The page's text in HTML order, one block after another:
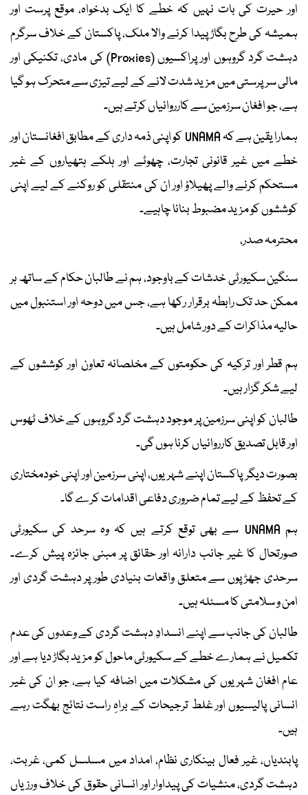
اور حیرت کی بات نہیں کہ خطے کا ایک بدخواہ، موقع پرست اور
ہمیشہ کی طرح بگاڑ پیدا کرنے والا ملک، پاکستان کے خلاف سرگرم
دہشت گرد گروہوں اور پراکسیوں (Proxies) کی مادی، تکنیکی اور
مالی سرپرستی میں مزید شدت لانے کے لیے تیزی سے متحرک ہو گیا
ہے، جو افغان سرزمین سے کارروائیاں کرتے ہیں۔
ہمارا یقین ہے کہ UNAMA کو اپنی ذمہ داری کے مطابق افغانستان اور
خطے میں غیر قانونی تجارت، چھوٹے اور ہلکے ہتھیاروں کے غیر
مستحکم کرنے والے پھیلاؤ اور ان کی منتقلی کو روکنے کے لیے اپنی
کوششوں کو مزید مضبوط بنانا چاہیے۔
محترمہ صدر،
سنگین سکیورٹی خدشات کے باوجود، ہم نے طالبان حکام کے ساتھ ہر
ممکن حد تک رابطہ برقرار رکھا ہے، جس میں دوحہ اور استنبول میں
حالیہ مذاکرات کے دور شامل ہیں۔
ہم قطر اور ترکیہ کی حکومتوں کے مخلصانہ تعاون اور کوششوں کے
لیے شکر گزار ہیں۔
طالبان کو اپنی سرزمین پر موجود دہشت گرد گروہوں کے خلاف ٹھوس
اور قابل تصدیق کارروائیاں کرنا ہوں گی۔
بصورت دیگر پاکستان اپنے شہریوں، اپنی سرزمین اور اپنی خودمختاری
کے تحفظ کے لیے تمام ضروری دفاعی اقدامات کرے گا۔
ہم UNAMA سے بھی توقع کرتے ہیں کہ وہ سرحد کی سکیورٹی
صورتحال کا غیر جانب دارانہ اور حقائق پر مبنی جائزہ پیش کرے۔
سرحدی جھڑپوں سے متعلق واقعات بنیادی طور پر دہشت گردی اور
امن و سلامتی کا مسئلہ ہیں۔
طالبان کی جانب سے اپنے انسدادِ دہشت گردی کے وعدوں کی عدم
تکمیل نے ہمارے خطے کے سکیورٹی ماحول کو مزید بگاڑ دیا ہے اور
عام افغان شہریوں کی مشکلات میں اضافہ کیا ہے، جو ان کی غیر
انسانی پالیسیوں اور غلط ترجیحات کے براہِ راست نتائج بھگت رہے
ہیں۔
پابندیاں، غیر فعال بینکاری نظام، امداد میں مسلسل کمی، غربت،
دہشت گردی، منشیات کی پیداوار اور انسانی حقوق کی خلاف ورزیاں